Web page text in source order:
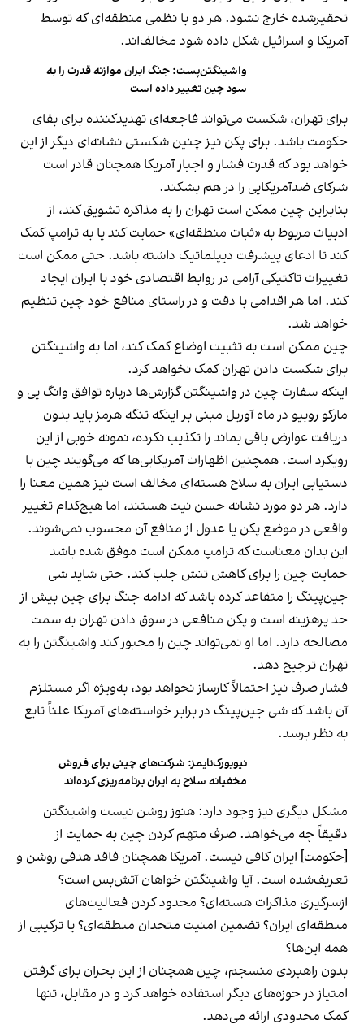
تحقیرشده خارج نشود. هر دو با نظمی منطقه‌ای که توسط
آمریکا و اسرائیل شکل داده شود مخالف‌اند.
واشینگتن‌پست: جنگ ایران موازنه قدرت را به
سود چین تغییر داده است
برای تهران، شکست می‌تواند فاجعه‌ای تهدیدکننده برای بقای
حکومت باشد. برای پکن نیز چنین شکستی نشانه‌ای دیگر از این
خواهد بود که قدرت فشار و اجبار آمریکا همچنان قادر است
شرکای ضدآمریکایی را در هم بشکند.
بنابراین چین ممکن است تهران را به مذاکره تشویق کند، از
ادبیات مربوط به «ثبات منطقه‌ای» حمایت کند یا به ترامپ کمک
کند تا ادعای پیشرفت دیپلماتیک داشته باشد. حتی ممکن است
تغییرات تاکتیکی آرامی در روابط اقتصادی خود با ایران ایجاد
کند. اما هر اقدامی با دقت و در راستای منافع خود چین تنظیم
خواهد شد.
چین ممکن است به تثبیت اوضاع کمک کند، اما به واشینگتن
برای شکست دادن تهران کمک نخواهد کرد.
اینکه سفارت چین در واشینگتن گزارش‌ها درباره توافق وانگ یی و
مارکو روبیو در ماه آوریل مبنی بر اینکه تنگه هرمز باید بدون
دریافت عوارض باقی بماند را تکذیب نکرده، نمونه خوبی از این
رویکرد است. همچنین اظهارات آمریکایی‌ها که می‌گویند چین با
دستیابی ایران به سلاح هسته‌ای مخالف است نیز همین معنا را
دارد. هر دو مورد نشانه حسن نیت هستند، اما هیچ‌کدام تغییر
واقعی در موضع پکن یا عدول از منافع آن محسوب نمی‌شوند.
این بدان معناست که ترامپ ممکن است موفق شده باشد
حمایت چین را برای کاهش تنش جلب کند. حتی شاید شی
جین‌پینگ را متقاعد کرده باشد که ادامه جنگ برای چین بیش از
حد پرهزینه است و پکن منافعی در سوق دادن تهران به سمت
مصالحه دارد. اما او نمی‌تواند چین را مجبور کند واشینگتن را به
تهران ترجیح دهد.
فشار صرف نیز احتمالاً کارساز نخواهد بود، به‌ویژه اگر مستلزم
آن باشد که شی جین‌پینگ در برابر خواسته‌های آمریکا علناً تابع
به نظر برسد.
نیویورک‌تایمز: شرکت‌های چینی برای فروش
مخفیانه سلاح به ایران برنامه‌ریزی کرده‌اند
مشکل دیگری نیز وجود دارد: هنوز روشن نیست واشینگتن
دقیقاً چه می‌خواهد. صرف متهم کردن چین به حمایت از
[حکومت] ایران کافی نیست. آمریکا همچنان فاقد هدفی روشن و
تعریف‌شده است. آیا واشینگتن خواهان آتش‌بس است؟
ازسرگیری مذاکرات هسته‌ای؟ محدود کردن فعالیت‌های
منطقه‌ای ایران؟ تضمین امنیت متحدان منطقه‌ای؟ یا ترکیبی از
همه این‌ها؟
بدون راهبردی منسجم، چین همچنان از این بحران برای گرفتن
امتیاز در حوزه‌های دیگر استفاده خواهد کرد و در مقابل، تنها
کمک محدودی ارائه می‌دهد.